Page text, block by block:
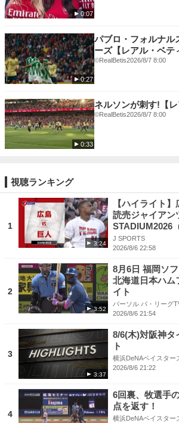
0:07
0:27
パブロ・フォルナル
ーズ【レアル・ベテ
©RealBetis2026/8/7 8:00
0:33
ネルソンが刺す!【レ
©RealBetis2026/8/7 8:00
視聴ランキング
1
3:24
【ハイライト
読売ジャイアン
STADIUM2026
J SPORTS
2026/8/6 22:58
2
3:52
8月6日 福岡ソ
北海道日本ハム
イト
パーソル パ・リーグ
2026/8/6 21:54
3
3:37
8/6(木)対阪神タ
ト
横浜DeNAベイスター
2026/8/6 21:22
4
6回裏、牧選手
点を返す！
横浜DeNAベイスター